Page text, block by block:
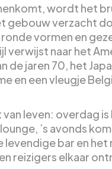
wordt het
gebouw verzacht
vormen en
verwijst naar het
de jaren 70, het
en een vleugje
leven: overdag is
’s avonds
levendige bar en
reizigers elkaar